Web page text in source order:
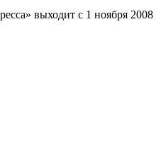
выходит с 1 ноября 2008